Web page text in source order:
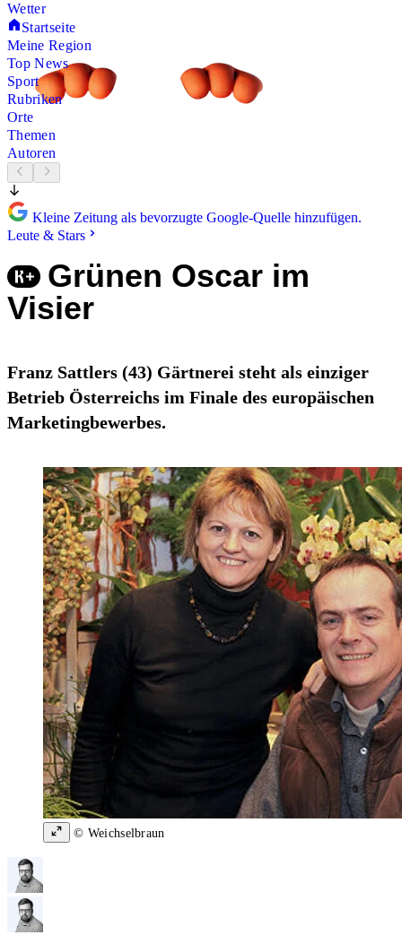
Wetter
Startseite
Meine Region
Top News
Sport
Rubriken
Orte
Themen
Autoren
Kleine Zeitung als bevorzugte Google-Quelle hinzufügen.
Leute & Stars
Grünen Oscar im
Visier
Franz Sattlers (43) Gärtnerei steht als einziger
Betrieb Österreichs im Finale des europäischen
Marketingbewerbes.
© Weichselbraun